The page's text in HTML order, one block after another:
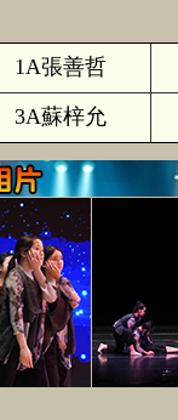
1A張善哲
3A蘇梓允